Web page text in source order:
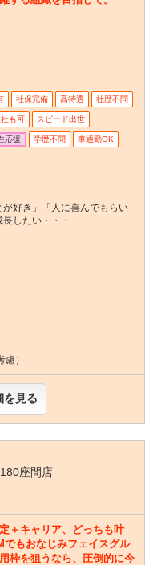
社保完備 高待遇 社歴不問
も可 スピード出世
応援 学歴不問 車通勤OK
好き」「人に喜んでもらい
したい・・・
）
を見る
座間店
＋キャリア、どっちも叶
でもおなじみフェイスグル
枠を狙うなら、圧倒的に今